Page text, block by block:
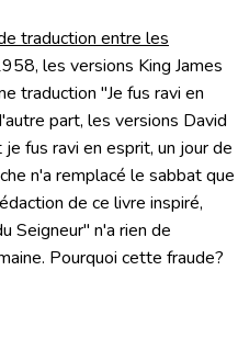
traduction entre les
les versions King James
traduction "Je fus ravi en
part, les versions David
fus ravi en esprit, un jour de
n'a remplacé le sabbat que
de ce livre inspiré,
Seigneur" n'a rien de
Pourquoi cette fraude?